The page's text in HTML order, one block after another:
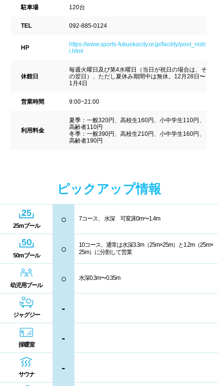
駐車場 120台
TEL 092-885-0124
HP
https://www.sports-fukuokacity.or.jp/facility/pool_nish
i.html
休館日
毎週火曜日及び第4水曜日（当日が祝日の場合は、そ
の翌日）、ただし夏休み期間中は無休。12月28日〜
1月4日
営業時間 9:00~21:00
利用料金
夏季：一般320円、高校生160円、小中学生110円、
高齢者110円
冬季：一般390円、高校生210円、小中学生160円、
高齢者190円
ピックアップ情報
25mプール
○ 7コース、 水深 可変床0m〜1.4m
50mプール
○
10コース、通常は水深3.3m（25m×25m）と1.2m（25m×
25m）に分割して営業
幼児用プール
○ 水深0.3m〜0.35m
ジャグジー
-
採暖室
-
サウナ
-
岐阜県 静岡県 愛知県
近畿
滋賀県 京都府
鳥取県 島根県 岡山県
広島県
四国
徳島県
高知県
福岡県
設備
サウナ シャワーブース
浴室
飲食店併設
キャッシュレス決済 多目的トイレ
バリアフリー
喫煙スペース
更衣室/ロッカータイプ
ドライヤー 脱水機
給水機
血圧計
貴重品ロッカー
コイン返却式ロッカー コインロッカー